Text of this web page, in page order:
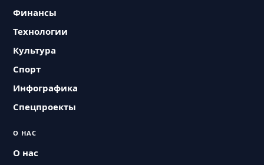
Финансы
Технологии
Культура
Спорт
Инфографика
Спецпроекты
О НАС
О нас